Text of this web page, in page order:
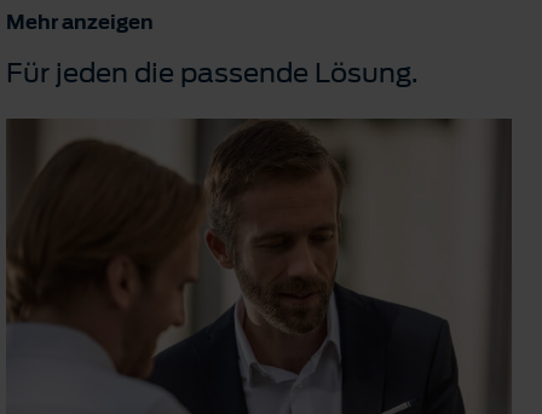
Mehr anzeigen
Für jeden die passende Lösung.